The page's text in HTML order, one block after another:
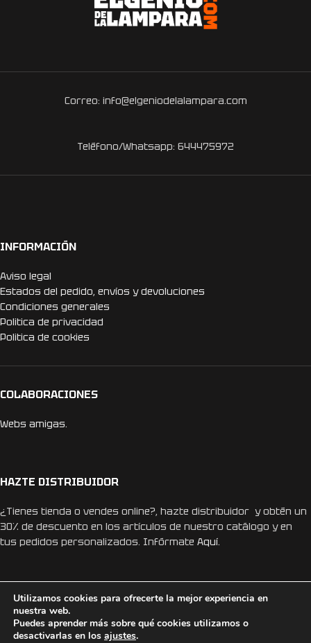
Correo: info@elgeniodelalampara.com
Teléfono/Whatsapp: 644475972
INFORMACIÓN
Aviso legal
Estados del pedido, envíos y devoluciones
Condiciones generales
Politica de privacidad
Politica de cookies
COLABORACIONES
Webs amigas.
HAZTE DISTRIBUIDOR
¿Tienes tienda o vendes online?, hazte distribuidor y obtén un
30% de descuento en los artículos de nuestro catálogo y en
tus pedidos personalizados. Infórmate Aquí.
REDES SOCIALES
Utilizamos cookies para ofrecerte la mejor experiencia en
nuestra web.
Puedes aprender más sobre qué cookies utilizamos o
desactivarlas en los ajustes.